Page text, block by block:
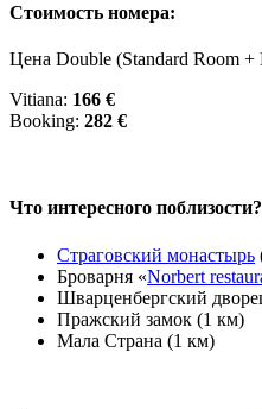
Стоимость номера:
Цена Double (Standard Room +
Vitiana: 166 €
Booking: 282 €
Что интересного поблизости?
Страговский монастырь
Броварня «Norbert
Шварценбергский
Пражский замок (1 км)
Мала Страна (1 км)